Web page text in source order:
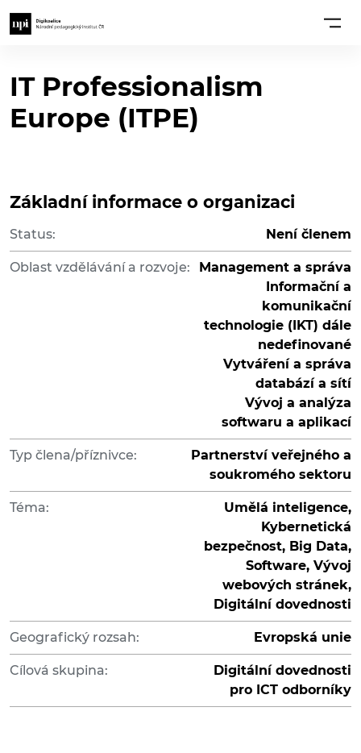
IT Professionalism
Europe (ITPE)
Základní informace o organizaci
Status: Není členem
Oblast vzdělávání a rozvoje:
Management a správa
Informační a
komunikační
technologie (IKT) dále
nedefinované
Vytváření a správa
databází a sítí
Vývoj a analýza
softwaru a aplikací
Typ člena/příznivce:
Partnerství veřejného a
soukromého sektoru
Téma:
Umělá inteligence,
Kybernetická
bezpečnost, Big Data,
Software, Vývoj
webových stránek,
Digitální dovednosti
Geografický rozsah: Evropská unie
Cílová skupina:
Digitální dovednosti
pro ICT odborníky